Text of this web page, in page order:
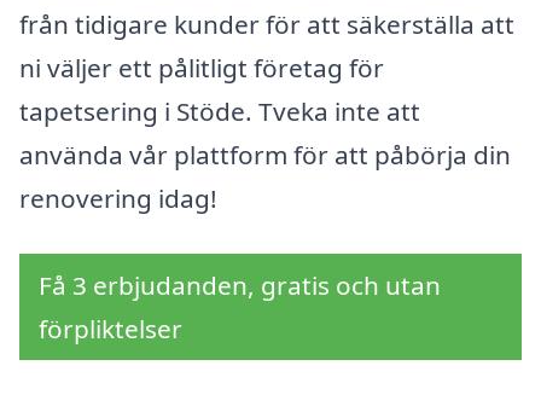
från tidigare kunder för att säkerställa att
ni väljer ett pålitligt företag för
tapetsering i Stöde. Tveka inte att
använda vår plattform för att påbörja din
renovering idag!
Få 3 erbjudanden, gratis och utan
förpliktelser